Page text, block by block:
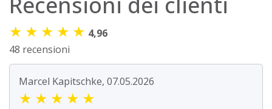
★ ★ ★ ★ ★ 4,96
48 recensioni
Marcel Kapitschke, 07.05.2026
★ ★ ★ ★ ★